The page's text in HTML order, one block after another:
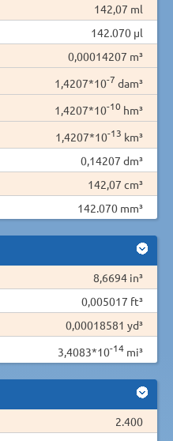
142,07 ml
142.070 µl
0,00014207 m³
1,4207*10-7 dam³
1,4207*10-10 hm³
1,4207*10-13 km³
0,14207 dm³
142,07 cm³
142.070 mm³
8,6694 in³
0,005017 ft³
0,00018581 yd³
3,4083*10-14 mi³
2.400